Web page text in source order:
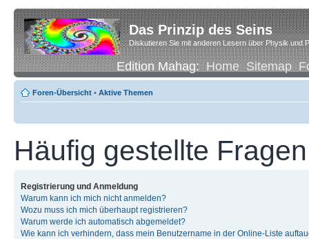
Das Prinzip des Seins
Diskutieren Sie mit anderen Lesern über Physik und
Edition Mahag:Home Sitemap
Foren-Übersicht • Aktive Themen
Häufig gestellte Fragen
Registrierung und Anmeldung
Warum kann ich mich nicht anmelden?
Wozu muss ich mich überhaupt registrieren?
Warum werde ich automatisch abgemeldet?
Wie kann ich verhindern, dass mein Benutzername in der Online-Liste